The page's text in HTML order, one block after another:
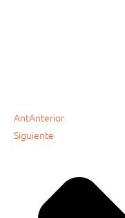
AntAnterior
Siguiente